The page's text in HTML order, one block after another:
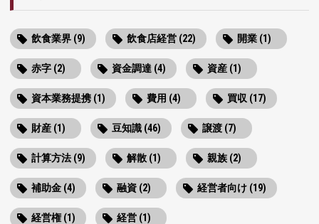
飲食業界 (9) 飲食店経営 (22) 開業 (1)
赤字 (2) 資金調達 (4) 資産 (1)
資本業務提携 (1) 費用 (4) 買収 (17)
財産 (1) 豆知識 (46) 譲渡 (7)
計算方法 (9) 解散 (1) 親族 (2)
補助金 (4) 融資 (2) 経営者向け (19)
経営権 (1) 経営 (1)